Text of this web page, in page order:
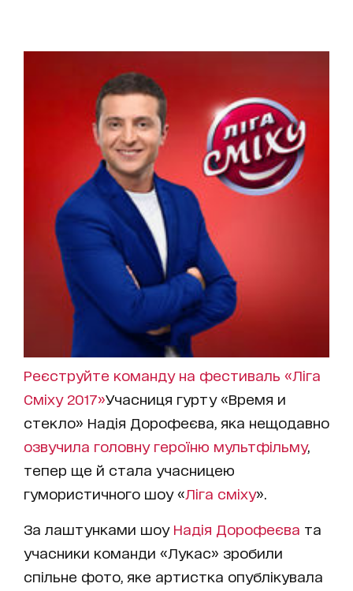
Реєструйте команду на фестиваль «Ліга
Сміху 2017»Учасниця гурту «Время и
стекло» Надія Дорофеєва, яка нещодавно
озвучила головну героїню мультфільму,
тепер ще й стала учасницею
гумористичного шоу «Ліга сміху».
За лаштунками шоу Надія Дорофеєва та
учасники команди «Лукас» зробили
спільне фото, яке артистка опублікувала